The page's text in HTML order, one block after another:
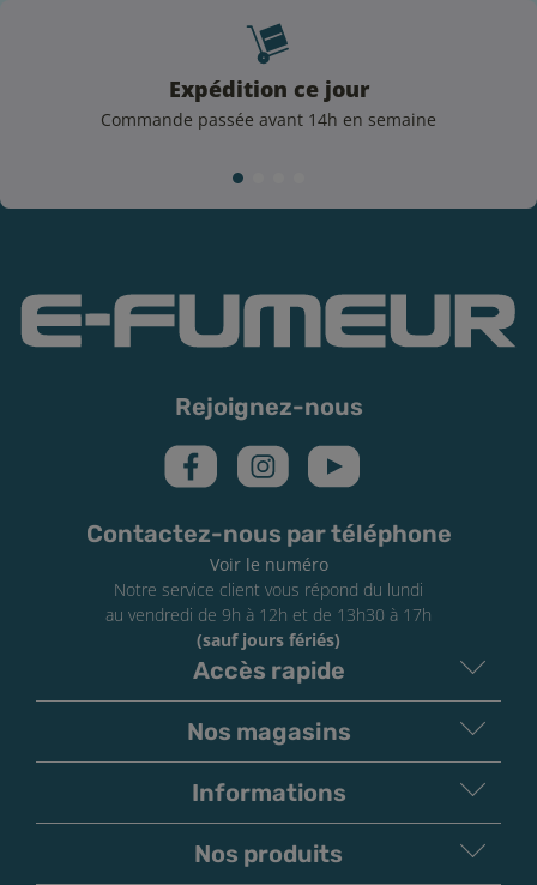
e-liquide vous revient en moyenne à 1 € les 10 mL. Un
argument sérieux pour vous lancer !
Parcourez notre guide !
premier abord. C'est pour cela que nous vous
proposons différents guides pratiques, à commencer
vous trouverez diverses astuces, tests de matériel, de
liquides, etc.
Expédition ce jour
Commande passée avant 14h en semaine
Rejoignez-nous
Contactez-nous par téléphone
Voir le numéro
Notre service client vous répond du lundi
au vendredi de 9h à 12h et de 13h30 à 17h
(sauf jours fériés)
Accès rapide
Nos magasins
Informations
Nos produits